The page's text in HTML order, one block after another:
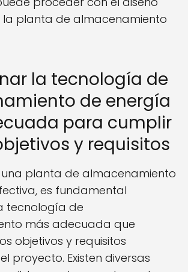
planta de almacenamiento
la tecnología de
de energía
para cumplir
y requisitos
planta de almacenamiento
es fundamental
tecnología de
más adecuada que
objetivos y requisitos
proyecto. Existen diversas